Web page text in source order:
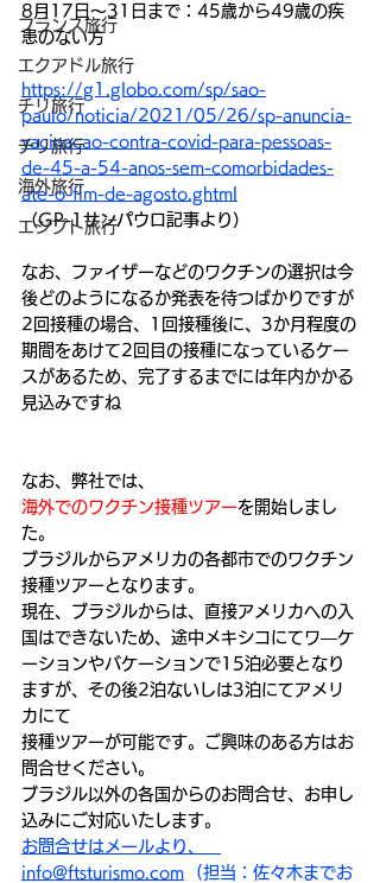
フランス旅行
エクアドル旅行
チリ旅行
チリ旅行
海外旅行
エジプト旅行
8月17日～31日まで：45歳から49歳の疾
患のない方
https://g1.globo.com/sp/sao-
paulo/noticia/2021/05/26/sp-anuncia-
vacinacao-contra-covid-para-pessoas-
de-45-a-54-anos-sem-comorbidades-
ate-o-fim-de-agosto.ghtml
（GP-1サンパウロ記事より）
なお、ファイザーなどのワクチンの選択は今
後どのようになるか発表を待つばかりですが
2回接種の場合、1回接種後に、3か月程度の
期間をあけて2回目の接種になっているケー
スがあるため、完了するまでには年内かかる
見込みですね
なお、弊社では、
海外でのワクチン接種ツアーを開始しまし
た。
ブラジルからアメリカの各都市でのワクチン
接種ツアーとなります。
現在、ブラジルからは、直接アメリカへの入
国はできないため、途中メキシコにてワ―ケ
ーションやバケーションで15泊必要となり
ますが、その後2泊ないしは3泊にてアメリ
カにて
接種ツアーが可能です。ご興味のある方はお
問合せください。
ブラジル以外の各国からのお問合せ、お申し
込みにご対応いたします。
お問合せはメールより、
info@ftsturismo.com
  (担当：佐々木までお